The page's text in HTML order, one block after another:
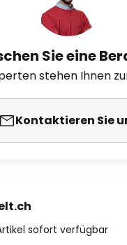
Sie eine
stehen Ihnen
Kontaktieren Sie
sofort verfügbar